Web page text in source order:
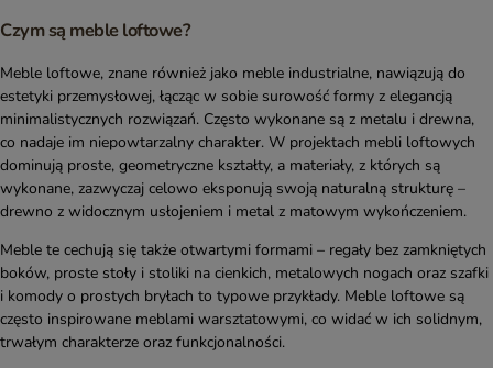
Czym są meble loftowe?
Meble loftowe, znane również jako meble industrialne, nawiązują do
estetyki przemysłowej, łącząc w sobie surowość formy z elegancją
minimalistycznych rozwiązań. Często wykonane są z metalu i drewna,
co nadaje im niepowtarzalny charakter. W projektach mebli loftowych
dominują proste, geometryczne kształty, a materiały, z których są
wykonane, zazwyczaj celowo eksponują swoją naturalną strukturę –
drewno z widocznym usłojeniem i metal z matowym wykończeniem.
Meble te cechują się także otwartymi formami – regały bez zamkniętych
boków, proste stoły i stoliki na cienkich, metalowych nogach oraz szafki
i komody o prostych bryłach to typowe przykłady. Meble loftowe są
często inspirowane meblami warsztatowymi, co widać w ich solidnym,
trwałym charakterze oraz funkcjonalności.